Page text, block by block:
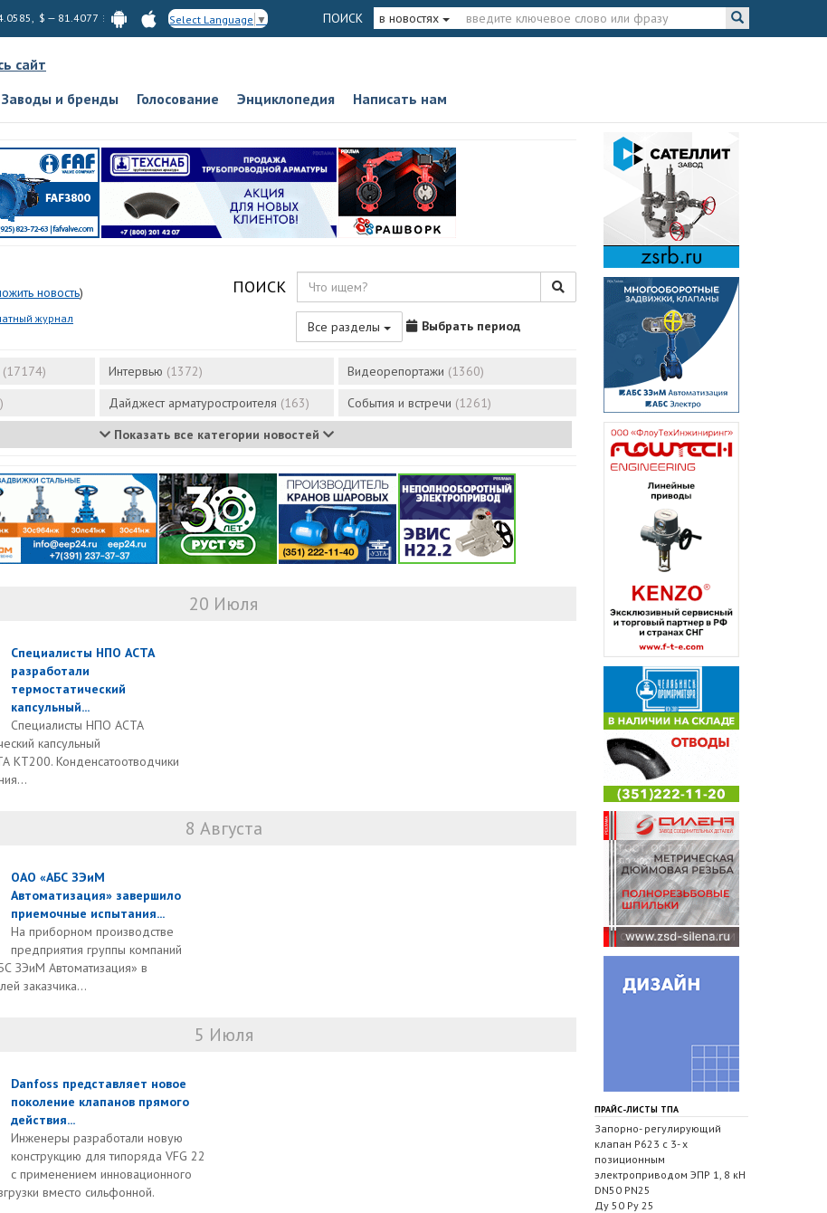
$ — 81.4077 Select Language ▼ ПОИСК в новостях
сайт
Заводы и бренды Голосование Энциклопедия Написать нам
новость)
журнал
ПОИСК
Все разделы Выбрать период
(17174) Интервью (1372) Видеорепортажи (1360)
Дайджест арматуростроителя (163) События и встречи (1261)
Показать все категории новостей
20 Июля
Специалисты НПО АСТА
разработали
термостатический
капсульный...
Специалисты НПО АСТА
капсульный
КТ200. Конденсатоотводчики
8 Августа
ОАО «АБС ЗЭиМ
Автоматизация» завершило
приемочные испытания...
На приборном производстве
предприятия группы компаний
ЗЭиМ Автоматизация» в
заказчика...
5 Июля
Danfoss представляет новое
поколение клапанов прямого
действия...
Инженеры разработали новую
конструкцию для типоряда VFG 22
с применением инновационного
вместо сильфонной.
ПРАЙС-ЛИСТЫ ТПА
Запорно- регулирующий
клапан Р623 с 3- х
позиционным
электроприводом ЭПР 1, 8 кН
DN50 PN25
Ду 50 Ру 25